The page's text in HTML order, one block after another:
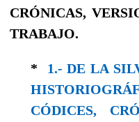
CRÓNICAS,
TRABAJO.
* 1.- DE LA
CÓDICES,